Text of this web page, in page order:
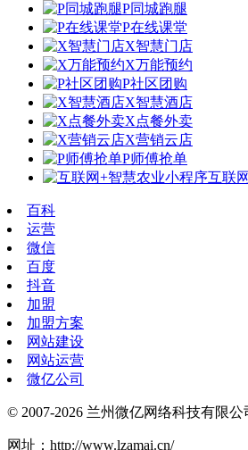
P同城跑腿
P在线课堂
X智慧门店
X万能预约
P社区团购
X智慧酒店
X点餐外卖
X营销云店
P师傅抢单
互联
百科
运营
微信
百度
抖音
加盟
加盟方案
网站建设
网站运营
微亿公司
© 2007-2026 兰州微亿网络科技有限公
网址：http://www.lzamai.cn/